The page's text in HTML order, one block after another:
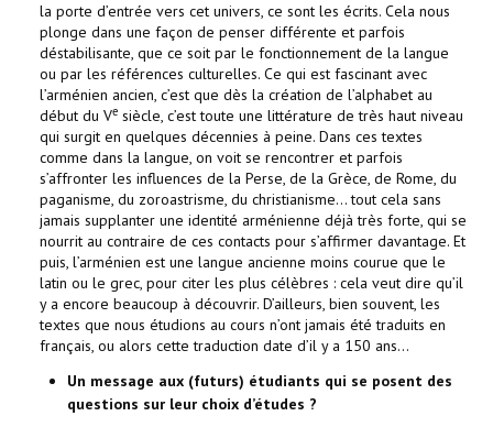
la porte d’entrée vers cet univers, ce sont les écrits. Cela nous
plonge dans une façon de penser différente et parfois
déstabilisante, que ce soit par le fonctionnement de la langue
ou par les références culturelles. Ce qui est fascinant avec
l’arménien ancien, c’est que dès la création de l’alphabet au
début du Ve siècle, c’est toute une littérature de très haut niveau
qui surgit en quelques décennies à peine. Dans ces textes
comme dans la langue, on voit se rencontrer et parfois
s’affronter les influences de la Perse, de la Grèce, de Rome, du
paganisme, du zoroastrisme, du christianisme… tout cela sans
jamais supplanter une identité arménienne déjà très forte, qui se
nourrit au contraire de ces contacts pour s’affirmer davantage. Et
puis, l’arménien est une langue ancienne moins courue que le
latin ou le grec, pour citer les plus célèbres : cela veut dire qu’il
y a encore beaucoup à découvrir. D’ailleurs, bien souvent, les
textes que nous étudions au cours n’ont jamais été traduits en
français, ou alors cette traduction date d’il y a 150 ans...
Un message aux (futurs) étudiants qui se posent des
questions sur leur choix d’études ?